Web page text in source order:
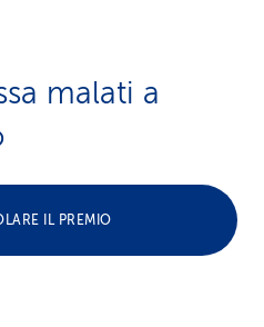
malati a
IL PREMIO